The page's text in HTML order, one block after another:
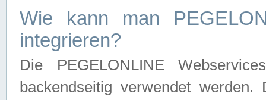
Wie kann man
integrieren?
Die PEGELONLINE
backendseitig verwendet